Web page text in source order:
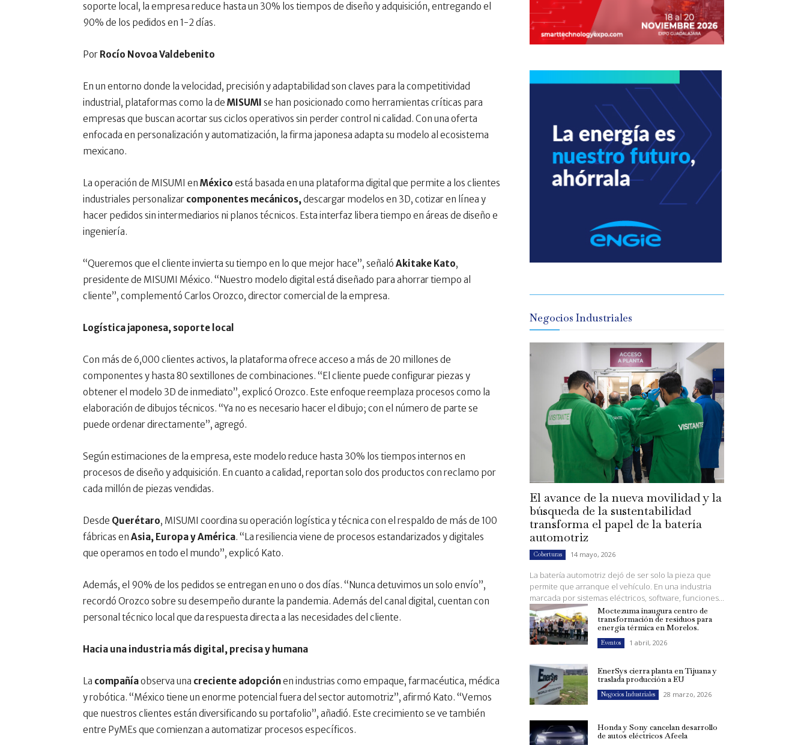
soporte local, la empresa reduce hasta un 30% los tiempos de diseño y adquisición, entregando el
90% de los pedidos en 1-2 días.
Por Rocío Novoa Valdebenito
En un entorno donde la velocidad, precisión y adaptabilidad son claves para la competitividad
industrial, plataformas como la de MISUMI se han posicionado como herramientas críticas para
empresas que buscan acortar sus ciclos operativos sin perder control ni calidad. Con una oferta
enfocada en personalización y automatización, la firma japonesa adapta su modelo al ecosistema
mexicano.
La operación de MISUMI en México está basada en una plataforma digital que permite a los clientes
industriales personalizar componentes mecánicos,descargar modelos en 3D, cotizar en línea y
hacer pedidos sin intermediarios ni planos técnicos. Esta interfaz libera tiempo en áreas de diseño e
ingeniería.
“Queremos que el cliente invierta su tiempo en lo que mejor hace”, señaló Akitake Kato,
presidente de MISUMI México. “Nuestro modelo digital está diseñado para ahorrar tiempo al
cliente”, complementó Carlos Orozco, director comercial de la empresa.
Logística japonesa, soporte local
Con más de 6,000 clientes activos, la plataforma ofrece acceso a más de 20 millones de
componentes y hasta 80 sextillones de combinaciones. “El cliente puede configurar piezas y
obtener el modelo 3D de inmediato”, explicó Orozco. Este enfoque reemplaza procesos como la
elaboración de dibujos técnicos. “Ya no es necesario hacer el dibujo; con el número de parte se
puede ordenar directamente”, agregó.
Según estimaciones de la empresa, este modelo reduce hasta 30% los tiempos internos en
procesos de diseño y adquisición. En cuanto a calidad, reportan solo dos productos con reclamo por
cada millón de piezas vendidas.
Desde Querétaro, MISUMI coordina su operación logística y técnica con el respaldo de más de 100
fábricas en Asia, Europa y América. “La resiliencia viene de procesos estandarizados y digitales
que operamos en todo el mundo”, explicó Kato.
Además, el 90% de los pedidos se entregan en uno o dos días. “Nunca detuvimos un solo envío”,
recordó Orozco sobre su desempeño durante la pandemia. Además del canal digital, cuentan con
personal técnico local que da respuesta directa a las necesidades del cliente.
Hacia una industria más digital, precisa y humana
La compañíaobserva una creciente adopciónen industrias como empaque, farmacéutica, médica
y robótica. “México tiene un enorme potencial fuera del sector automotriz”, afirmó Kato. “Vemos
que nuestros clientes están diversificando su portafolio”, añadió. Este crecimiento se ve también
entre PyMEs que comienzan a automatizar procesos específicos.
Negocios Industriales
El avance de la nueva movilidad y la
búsqueda de la sustentabilidad
transforma el papel de la batería
automotriz
Coberturas 14 mayo, 2026
La batería automotriz dejó de ser solo la pieza que
permite que arranque el vehículo. En una industria
marcada por sistemas eléctricos, software, funciones...
Moctezuma inaugura centro de
transformación de residuos para
energía térmica en Morelos.
Eventos 1 abril, 2026
EnerSys cierra planta en Tijuana y
traslada producción a EU
Negocios Industriales 28 marzo, 2026
Honda y Sony cancelan desarrollo
de autos eléctricos Afeela